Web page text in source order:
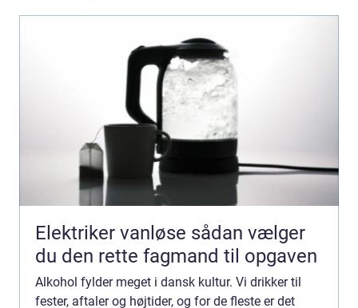
Elektriker vanløse sådan vælger
du den rette fagmand til opgaven
Alkohol fylder meget i dansk kultur. Vi drikker til
fester, aftaler og højtider, og for de fleste er det